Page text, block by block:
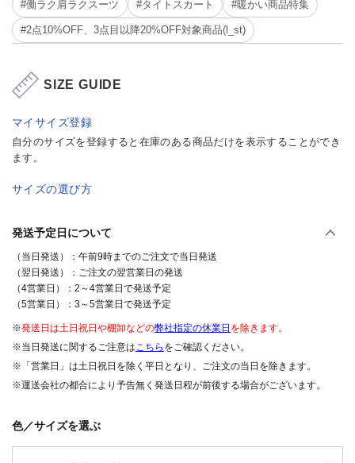
#働ラク肩ラクスーツ
#タイトスカート #暖かい商品特集
#2点10%OFF、3点目以降20%OFF対象商品(l_st)
SIZE GUIDE
マイサイズ登録
自分のサイズを登録すると在庫のある商品だけを表示することができ
ます。
サイズの選び方
発送予定日について
（当日発送）：午前9時までのご注文で当日発送
（翌日発送）：ご注文の翌営業日の発送
（4営業日）：2～4営業日で発送予定
（5営業日）：3～5営業日で発送予定
※発送日は土日祝日や棚卸などの弊社指定の休業日 を除きます。
※当日発送に関するご注意は こちら をご確認ください。
※「営業日」は土日祝日を除く平日となり、ご注文の当日を除きます。
※運送会社の都合により予告無く発送日程が前後する場合がございます。
色／サイズを選ぶ